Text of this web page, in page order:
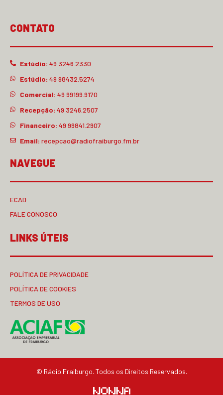
CONTATO
Estúdio: 49 3246.2330
Estúdio: 49 98432.5274
Comercial: 49 99199.9170
Recepção: 49 3246.2507
Financeiro: 49 99841.2907
Email: recepcao@radiofraiburgo.fm.br
NAVEGUE
ECAD
FALE CONOSCO
LINKS ÚTEIS
POLÍTICA DE PRIVACIDADE
POLÍTICA DE COOKIES
TERMOS DE USO
© Rádio Fraiburgo. Todos os Direitos Reservados.